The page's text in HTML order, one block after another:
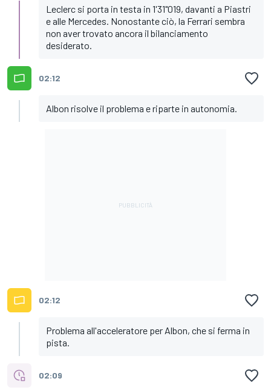
Leclerc si porta in testa in 1'31"019, davanti a Piastri
e alle Mercedes. Nonostante ciò, la Ferrari sembra
non aver trovato ancora il bilanciamento
desiderato.
02:12
Albon risolve il problema e riparte in autonomia.
02:12
Problema all'acceleratore per Albon, che si ferma in
pista.
02:09